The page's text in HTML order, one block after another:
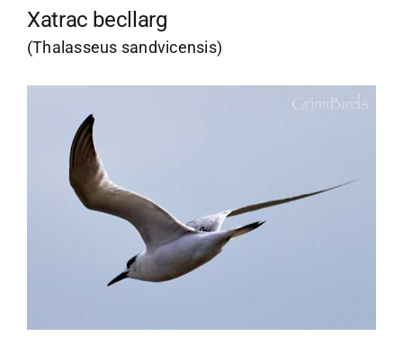
Xatrac becllarg
(Thalasseus sandvicensis)